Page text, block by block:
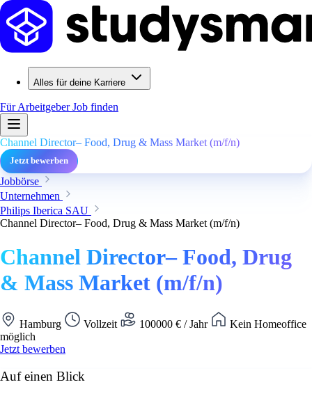
Alles für deine Karriere
Für ArbeitgeberJob finden
Channel Director– Food, Drug & Mass Market (m/f/n)
Jetzt bewerben
Jobbörse
Unternehmen
Philips Iberica SAU
Channel Director– Food, Drug & Mass Market (m/f/n)
Channel Director– Food, Drug
& Mass Market (m/f/n)
Hamburg Vollzeit 100000 € / Jahr
Kein Homeoffice
möglich
Jetzt bewerben
Auf einen Blick